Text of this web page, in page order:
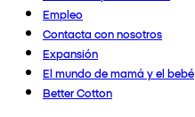
Empleo
Contacta con nosotros
Expansión
El mundo de mamá y el bebé
Better Cotton